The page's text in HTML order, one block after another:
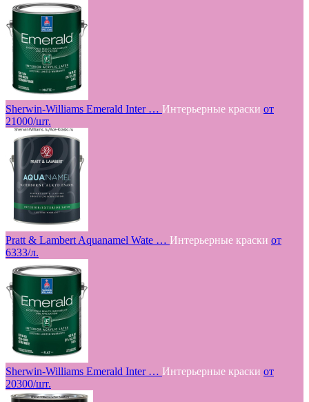
Sherwin-Williams Emerald Inter … Интерьерные краски от
21000/шт.
Pratt & Lambert Aquanamel Wate … Интерьерные краски от
6333/л.
Sherwin-Williams Emerald Inter … Интерьерные краски от
20300/шт.